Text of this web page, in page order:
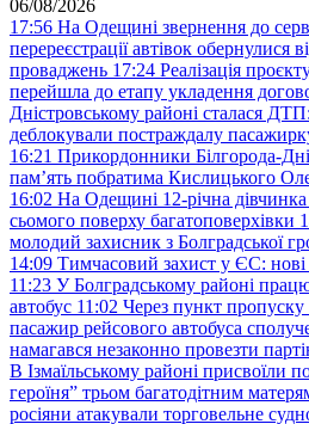
06/08/2026
17:56 На Одещині звернення до
перереєстрації автівок обернулися
проваджень 17:24 Реалізація
перейшла до етапу укладення
Дністровському районі сталася
деблокували постраждалу
16:21 Прикордонники Білгорода-
пам’ять побратима Кислицького
16:02 На Одещині 12-річна
сьомого поверху багатоповерхівки
молодий захисник з Болградської
14:09 Тимчасовий захист у ЄС: нові
11:23 У Болградському районі
автобус 11:02 Через пункт
пасажир рейсового автобуса
намагався незаконно провезти
В Ізмаїльському районі присвоїли
героїня” трьом багатодітним
росіяни атакували торговельне